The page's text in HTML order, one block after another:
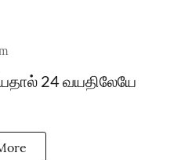
24 வயதிலேயே